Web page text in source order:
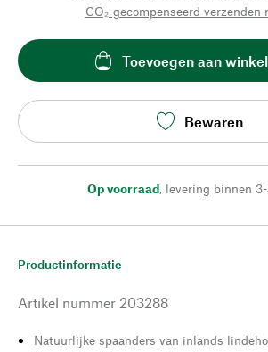
CO₂-gecompenseerd verzenden
Toevoegen aan
Bewaren
Op voorraad, levering binnen
Productinformatie
Artikel nummer 203288
Natuurlijke spaanders van inlands